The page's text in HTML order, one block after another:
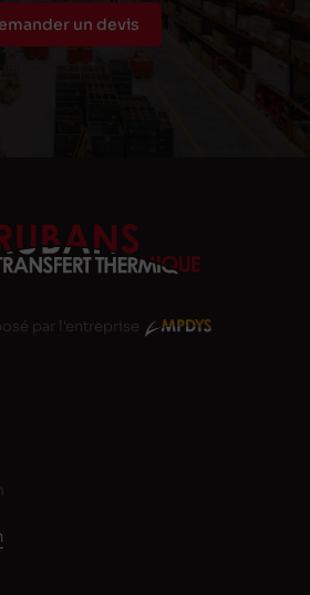
un devis
par l'entreprise